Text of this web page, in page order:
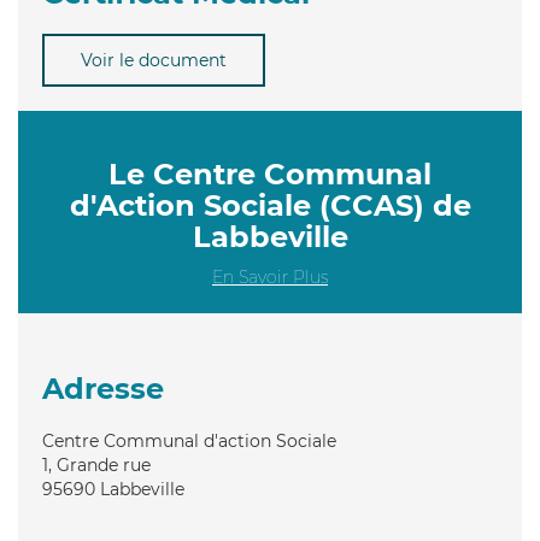
Voir le document
Le Centre Communal
d'Action Sociale (CCAS) de
Labbeville
En Savoir Plus
Adresse
Centre Communal d'action Sociale
1, Grande rue
95690 Labbeville